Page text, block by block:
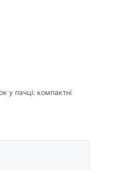
у пачці: компактні